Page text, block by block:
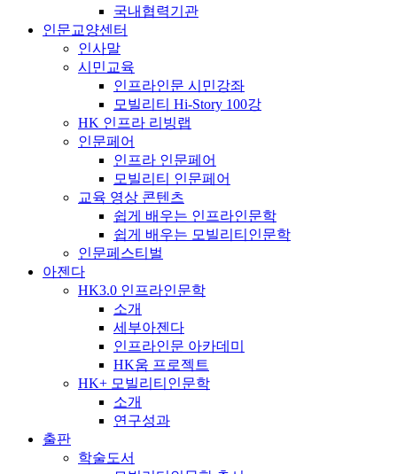
국내협력기관
인문교양센터
인사말
시민교육
인프라인문 시민강좌
모빌리티 Hi-Story 100강
HK 인프라 리빙랩
인문페어
인프라 인문페어
모빌리티 인문페어
교육 영상 콘텐츠
쉽게 배우는 인프라인문학
쉽게 배우는 모빌리티인문학
인문페스티벌
아젠다
HK3.0 인프라인문학
소개
세부아젠다
인프라인문 아카데미
HK움 프로젝트
HK+ 모빌리티인문학
소개
연구성과
출판
학술도서